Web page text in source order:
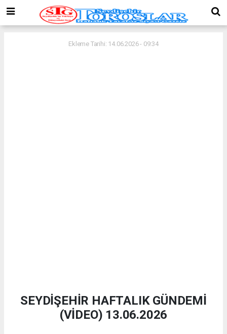
Ekleme Tarihi: 14.06.2026 - 09:34
SEYDİŞEHİR HAFTALIK GÜNDEMİ
(VİDEO) 13.06.2026